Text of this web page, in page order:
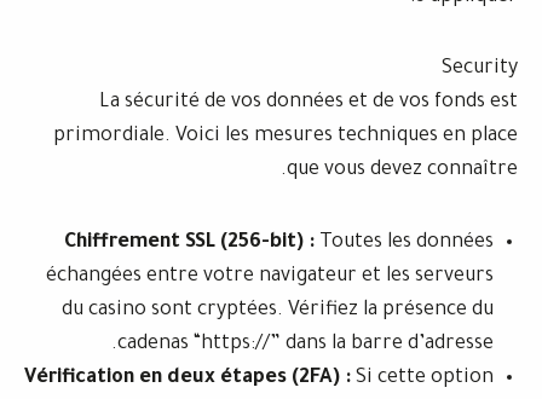
La sécurité de vos données et
primordiale. Voici les mesures
que vous
Chiffrement SSL (256-bit) :Toutes
échangées entre votre navigateur et
du casino sont cryptées. Vérifiez la
cadenas “https://” dans la
Vérification en deux étapes (2FA) :
Si